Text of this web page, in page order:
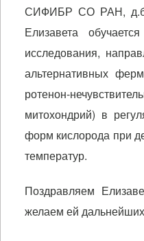
СИФИБР СО РАН,
Елизавета
исследования,
альтернативных
ротенон-
митохондрий) в
форм кислорода при
температур.
Поздравляем
желаем ей